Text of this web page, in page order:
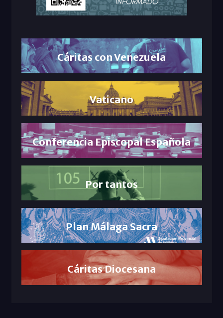
Cáritas con Venezuela
Vaticano
Conferencia Episcopal Española
Por tantos
Plan Málaga Sacra
Cáritas Diocesana